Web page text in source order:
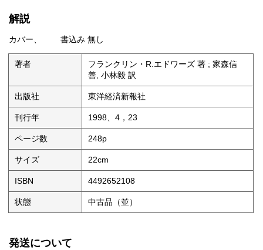
解説
カバー、 書込み 無し
著者
フランクリン・R.エドワーズ 著 ; 家森信
善, 小林毅 訳
出版社 東洋経済新報社
刊行年 1998、4，23
ページ数 248p
サイズ 22cm
ISBN 4492652108
状態 中古品（並）
発送について